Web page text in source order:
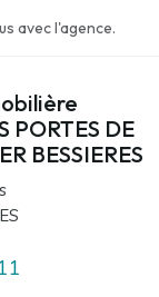
avec l'agence.
PORTES DE
BESSIERES